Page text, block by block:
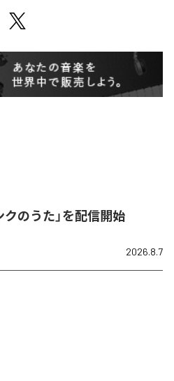
のうた」を配信開始
2026.8.7